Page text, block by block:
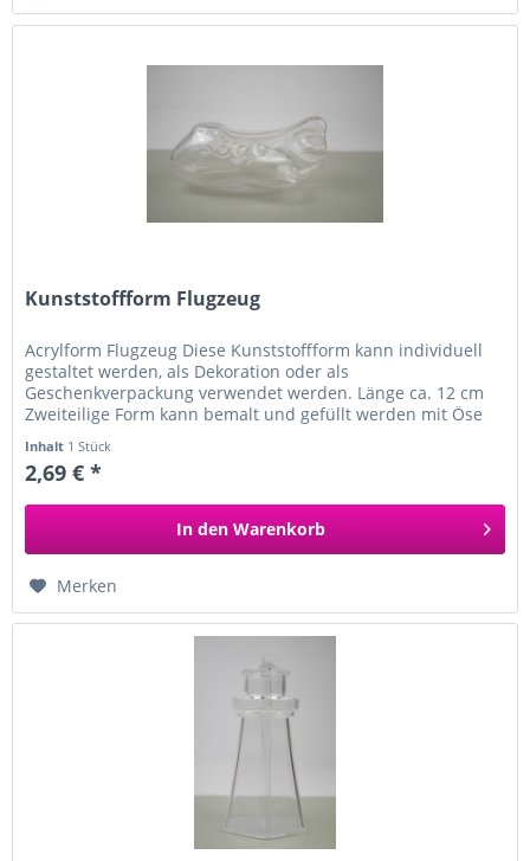
Kunststoffform Flugzeug
Acrylform Flugzeug Diese Kunststoffform kann individuell
gestaltet werden, als Dekoration oder als
Geschenkverpackung verwendet werden. Länge ca. 12 cm
Zweiteilige Form kann bemalt und gefüllt werden mit Öse
Inhalt 1 Stück
2,69 € *
In den Warenkorb
Merken